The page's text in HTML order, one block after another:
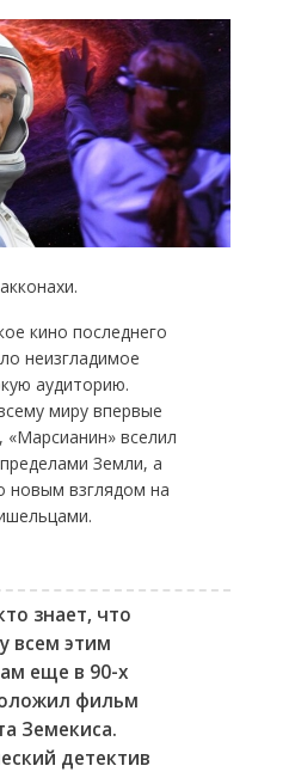
кино последнего
неизгладимое
аудиторию.
миру впервые
вселил
Земли, а
новым взглядом на
знает, что
всем этим
еще в 90-х
фильм
Земекиса.
детектив